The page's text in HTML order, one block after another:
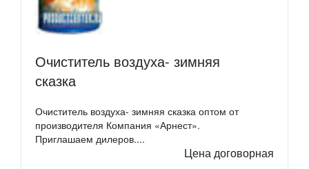
Очиститель воздуха- зимняя
сказка
Очиститель воздуха- зимняя сказка оптом от
производителя Компания «Арнест».
Приглашаем дилеров....
Цена договорная